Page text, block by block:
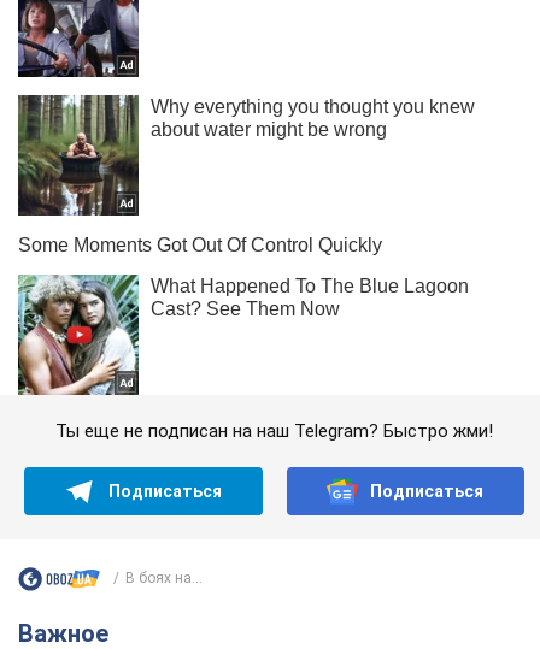
Ты еще не подписан на наш Telegram? Быстро жми!
Подписаться Подписаться
В боях на...
Важное